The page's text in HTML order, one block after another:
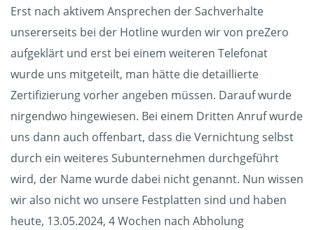
Erst nach aktivem Ansprechen der Sachverhalte
unsererseits bei der Hotline wurden wir von preZero
aufgeklärt und erst bei einem weiteren Telefonat
wurde uns mitgeteilt, man hätte die detaillierte
Zertifizierung vorher angeben müssen. Darauf wurde
nirgendwo hingewiesen. Bei einem Dritten Anruf wurde
uns dann auch offenbart, dass die Vernichtung selbst
durch ein weiteres Subunternehmen durchgeführt
wird, der Name wurde dabei nicht genannt. Nun wissen
wir also nicht wo unsere Festplatten sind und haben
heute, 13.05.2024, 4 Wochen nach Abholung